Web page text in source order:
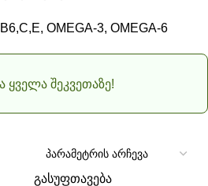
OMEGA-3, OMEGA-6
ყველა შეკვეთაზე!
გასუფთავება